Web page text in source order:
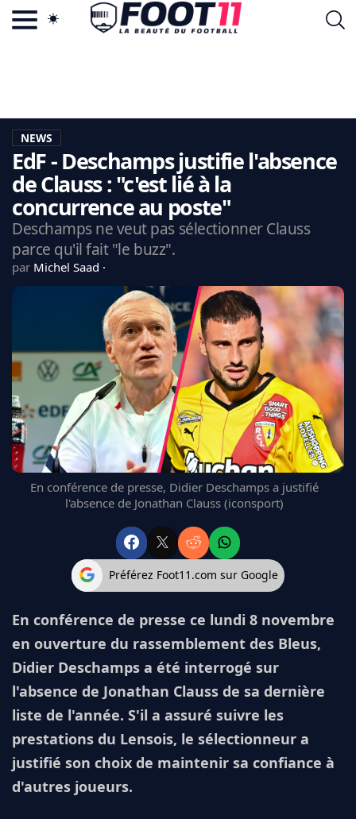
LA CHARTE
VIE PRIVÉE
CGU
CONTACTEZ-NOUS
MERCATO
REAL MADRID
FC BARCELONE
MANCHESTER UNITED
CHELSEA
ARSENAL
BAYERN
L'AVIS DE LA RÉDAC'
NEWS
EdF - Deschamps justifie l'absence
de Clauss : "c'est lié à la
concurrence au poste"
Deschamps ne veut pas sélectionner Clauss
parce qu'il fait "le buzz".
par Michel Saad
En conférence de presse, Didier Deschamps a justifié
l'absence de Jonathan Clauss (iconsport)
Préférez Foot11.com sur Google
En conférence de presse ce lundi 8 novembre
en ouverture du rassemblement des Bleus,
Didier Deschamps a été interrogé sur
l'absence de Jonathan Clauss de sa dernière
liste de l'année. S'il a assuré suivre les
prestations du Lensois, le sélectionneur a
justifié son choix de maintenir sa confiance à
d'autres joueurs.